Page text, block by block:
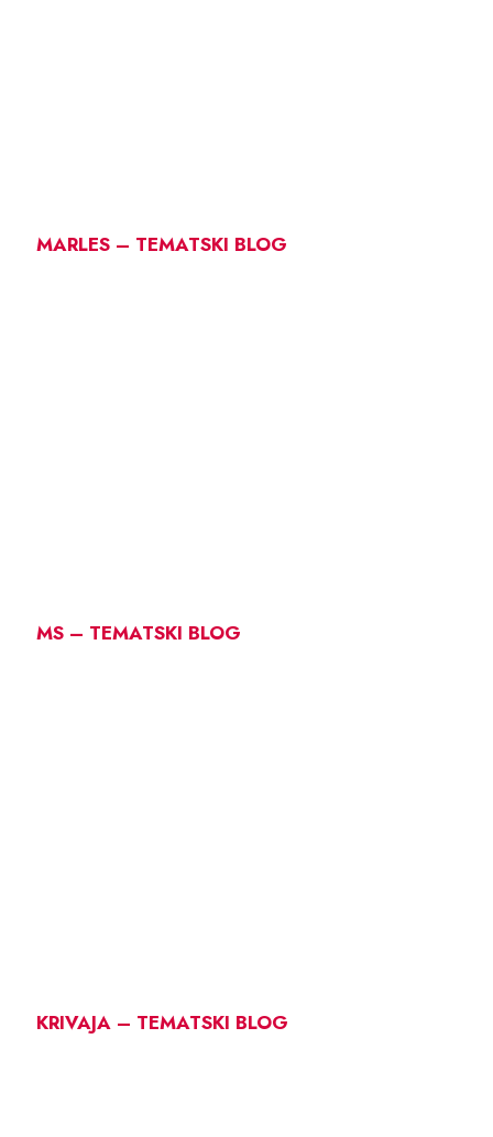
MARLES – TEMATSKI BLOG
MS – TEMATSKI BLOG
KRIVAJA – TEMATSKI BLOG